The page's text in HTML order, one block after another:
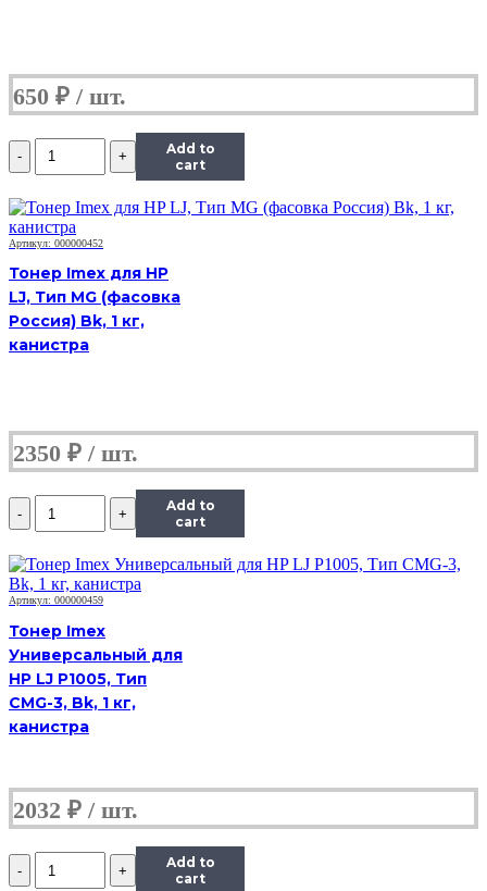
канистра
650 ₽
Количество
Тонер
Black
Универсальный
для
HP
CLJ
CP1025,
Сферизованный,
Тип
канистра
Add to
cart
Артикул: 000000452
Тонер Imex для HP
LJ, Тип MG (фасовка
Россия) Bk, 1 кг,
канистра
2350 ₽
Количество
Тонер
Black
Универсальный
для
CLJ
CP1025,
Сферизованный,
Тип
C,
канистра
Add to
cart
Артикул: 000000459
Тонер Imex
Универсальный для
HP LJ P1005, Тип
CMG-3, Bk, 1 кг,
канистра
2032 ₽
Количество
Тонер
Add to
cart